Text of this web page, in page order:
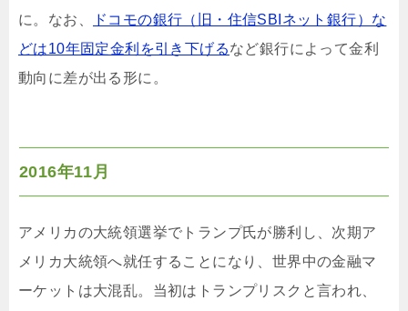
に。なお、
ドコモの銀行（旧・住信SBIネット銀行）な
どは10年固定金利を引き下げるなど銀行によって金利
動向に差が出る形に。
2016年11月
アメリカの大統領選挙でトランプ氏が勝利し、次期ア
メリカ大統領へ就任することになり、世界中の金融マ
ーケットは大混乱。当初はトランプリスクと言われ、